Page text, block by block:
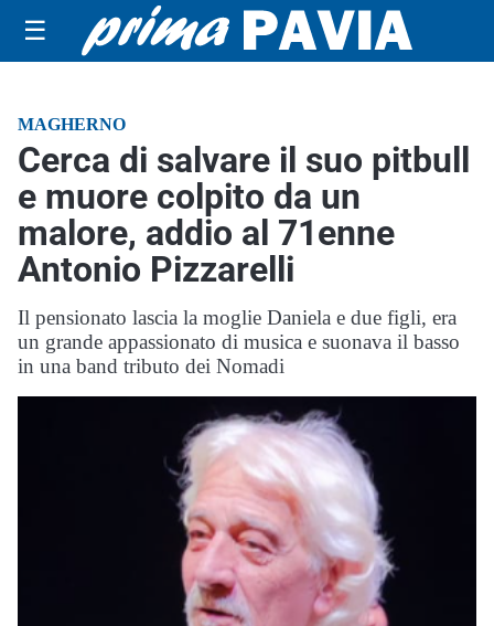
☰
MAGHERNO
Cerca di salvare il suo pitbull
e muore colpito da un
malore, addio al 71enne
Antonio Pizzarelli
Il pensionato lascia la moglie Daniela e due figli, era
un grande appassionato di musica e suonava il basso
in una band tributo dei Nomadi